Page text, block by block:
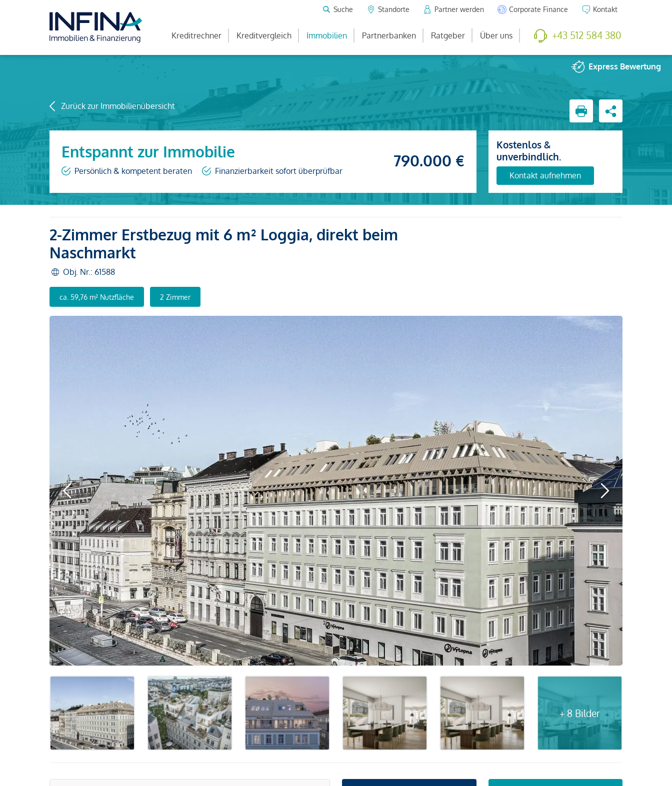
Suche Standorte Partner werden Corporate Finance Kontakt
Kreditrechner Kreditvergleich Immobilien Partnerbanken Ratgeber Über uns +43 512 584 380
Express Bewertung
Zurück zur Immobilienübersicht
Entspannt zur Immobilie
Persönlich & kompetent beraten Finanzierbarkeit sofort überprüfbar
790.000 €
Kostenlos &
unverbindlich.
Kontakt aufnehmen
+ 8 Bilder
2-Zimmer Erstbezug mit 6 m² Loggia, direkt beim
Naschmarkt
Obj. Nr.: 61588
ca. 59,76 m² Nutzfläche 2 Zimmer